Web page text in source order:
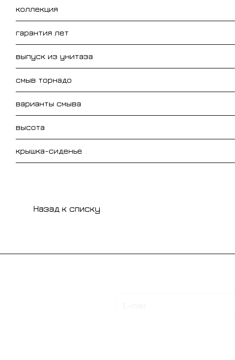
коллекция
гарантия лет
выпуск из унитаза
смыв торнадо
варианты смыва
высота
крышка-сиденье
Назад к списку